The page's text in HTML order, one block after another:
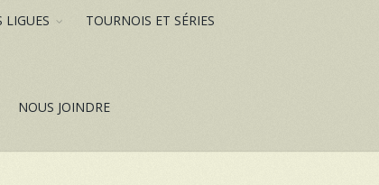
LIGUES TOURNOIS ET SÉRIES
NOUS JOINDRE